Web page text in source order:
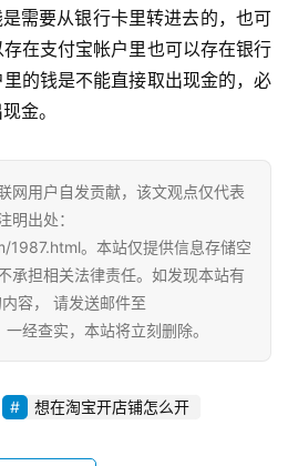
需要从银行卡里转进去的，也可
在支付宝帐户里也可以存在银行
的钱是不能直接取出现金的，必
金。
网用户自发贡献，该文观点仅代表
明出处：
。本站仅提供信息存储空
承担相关法律责任。如发现本站有
容， 请发送邮件至
经查实，本站将立刻删除。
想在淘宝开店铺怎么开